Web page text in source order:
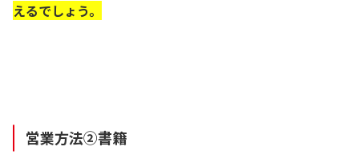
えるでしょう。
営業方法②書籍